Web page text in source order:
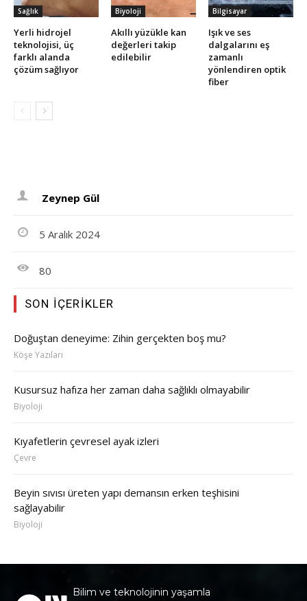
Sağlık
Yerli hidrojel
teknolojisi, üç
farklı alanda
çözüm sağlıyor
Biyoloji
Akıllı yüzükle kan
değerleri takip
edilebilir
Bilgisayar
Işık ve ses
dalgalarını eş
zamanlı
yönlendiren optik
fiber
Zeynep Gül
5 Aralık 2024
80
SON İÇERIKLER
Doğuştan deneyime: Zihin gerçekten boş mu?
Köşe Yazıları
Kusursuz hafıza her zaman daha sağlıklı olmayabilir
Biyoloji
Kıyafetlerin çevresel ayak izleri
Çevre
Beyin sıvısı üreten yapı demansın erken teşhisini
sağlayabilir
Biyoloji
Bilim ve teknolojinin yaşamla